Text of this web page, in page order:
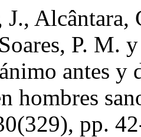
J.,
P. M.
antes
hombres
pp.